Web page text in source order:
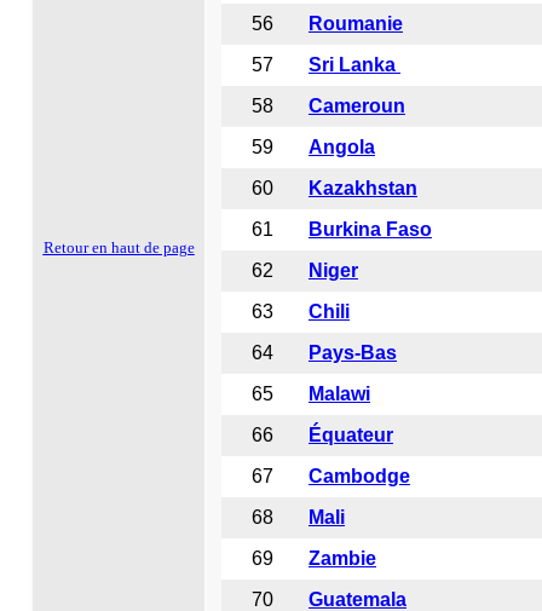
Retour en haut de page
56
Roumanie
57
Sri Lanka
58
Cameroun
59
Angola
60
Kazakhstan
61
Burkina Faso
62
Niger
63
Chili
64
Pays-Bas
65
Malawi
66
Équateur
67
Cambodge
68
Mali
69
Zambie
70
Guatemala